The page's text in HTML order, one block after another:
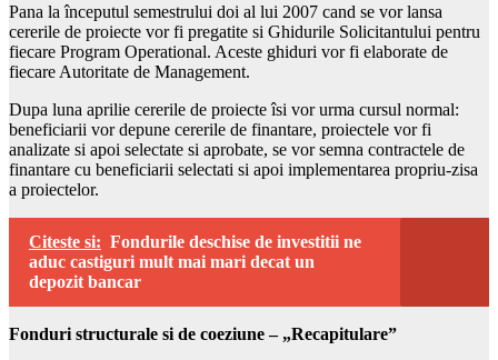
Pana la începutul semestrului doi al lui 2007 cand se vor lansa
cererile de proiecte vor fi pregatite si Ghidurile Solicitantului pentru
fiecare Program Operational. Aceste ghiduri vor fi elaborate de
fiecare Autoritate de Management.
Dupa luna aprilie cererile de proiecte îsi vor urma cursul normal:
beneficiarii vor depune cererile de finantare, proiectele vor fi
analizate si apoi selectate si aprobate, se vor semna contractele de
finantare cu beneficiarii selectati si apoi implementarea propriu-zisa
a proiectelor.
Citeste si: Fondurile deschise de investitii ne
aduc castiguri mult mai mari decat un
depozit bancar
Fonduri structurale si de coeziune – „Recapitulare”